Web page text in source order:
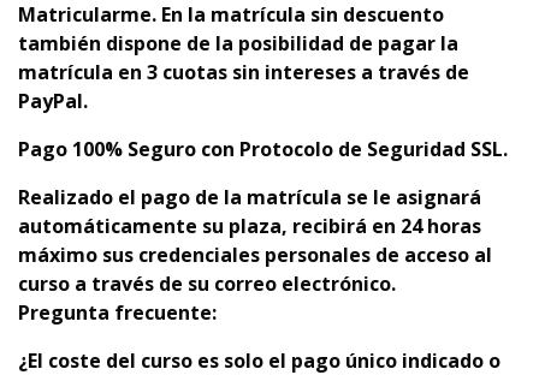
Matricularme. En la matrícula sin descuento
también dispone de la posibilidad de pagar la
matrícula en 3 cuotas sin intereses a través de
PayPal.
Pago 100% Seguro con Protocolo de Seguridad SSL.
Realizado el pago de la matrícula se le asignará
automáticamente su plaza, recibirá en 24 horas
máximo sus credenciales personales de acceso al
curso a través de su correo electrónico.
Pregunta frecuente:
¿El coste del curso es solo el pago único indicado o